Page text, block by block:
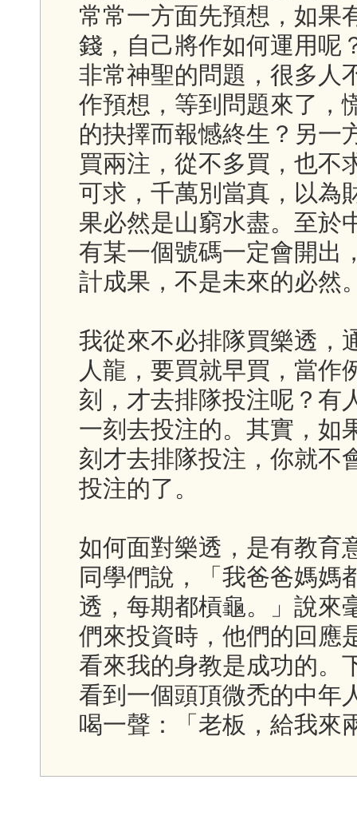
常常一方面先預想，如果
錢，自己將作如何運用呢
非常神聖的問題，很多人
作預想，等到問題來了，
的抉擇而報憾終生？另一
買兩注，從不多買，也不
可求，千萬別當真，以為
果必然是山窮水盡。至於
有某一個號碼一定會開出
計成果，不是未來的必然
我從來不必排隊買樂透，
人龍，要買就早買，當作
刻，才去排隊投注呢？有
一刻去投注的。其實，如
刻才去排隊投注，你就不
投注的了。
如何面對樂透，是有教育
同學們說，「我爸爸媽媽
透，每期都槓龜。」說來
們來投資時，他們的回應
看來我的身教是成功的。
看到一個頭頂微禿的中年
喝一聲：「老板，給我來